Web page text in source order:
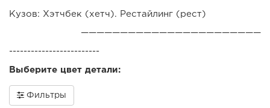
Кузов: Хэтчбек (хетч). Рестайлинг (рест)
———————————————————————
-------------------------
Выберите цвет детали:
Фильтры